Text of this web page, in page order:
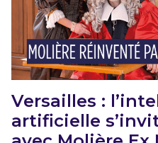
Versailles :
artificielle